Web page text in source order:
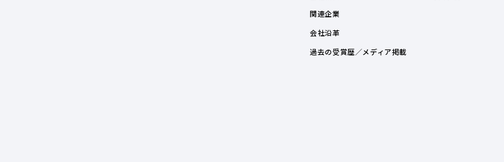
関連企業
会社沿革
過去の受賞歴／メディア掲載